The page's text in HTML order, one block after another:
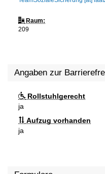
Raum:
209
Angaben zur
Rollstuhlgerecht
ja
Aufzug vorhanden
ja